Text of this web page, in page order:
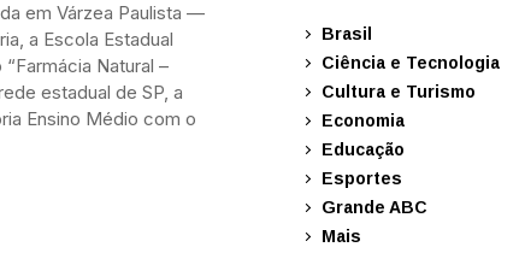
em Várzea Paulista —
a Escola Estadual
Natural –
estadual de SP, a
Ensino Médio com o
Brasil
Ciência e Tecnologia
Cultura e Turismo
Economia
Educação
Esportes
Grande ABC
Mais